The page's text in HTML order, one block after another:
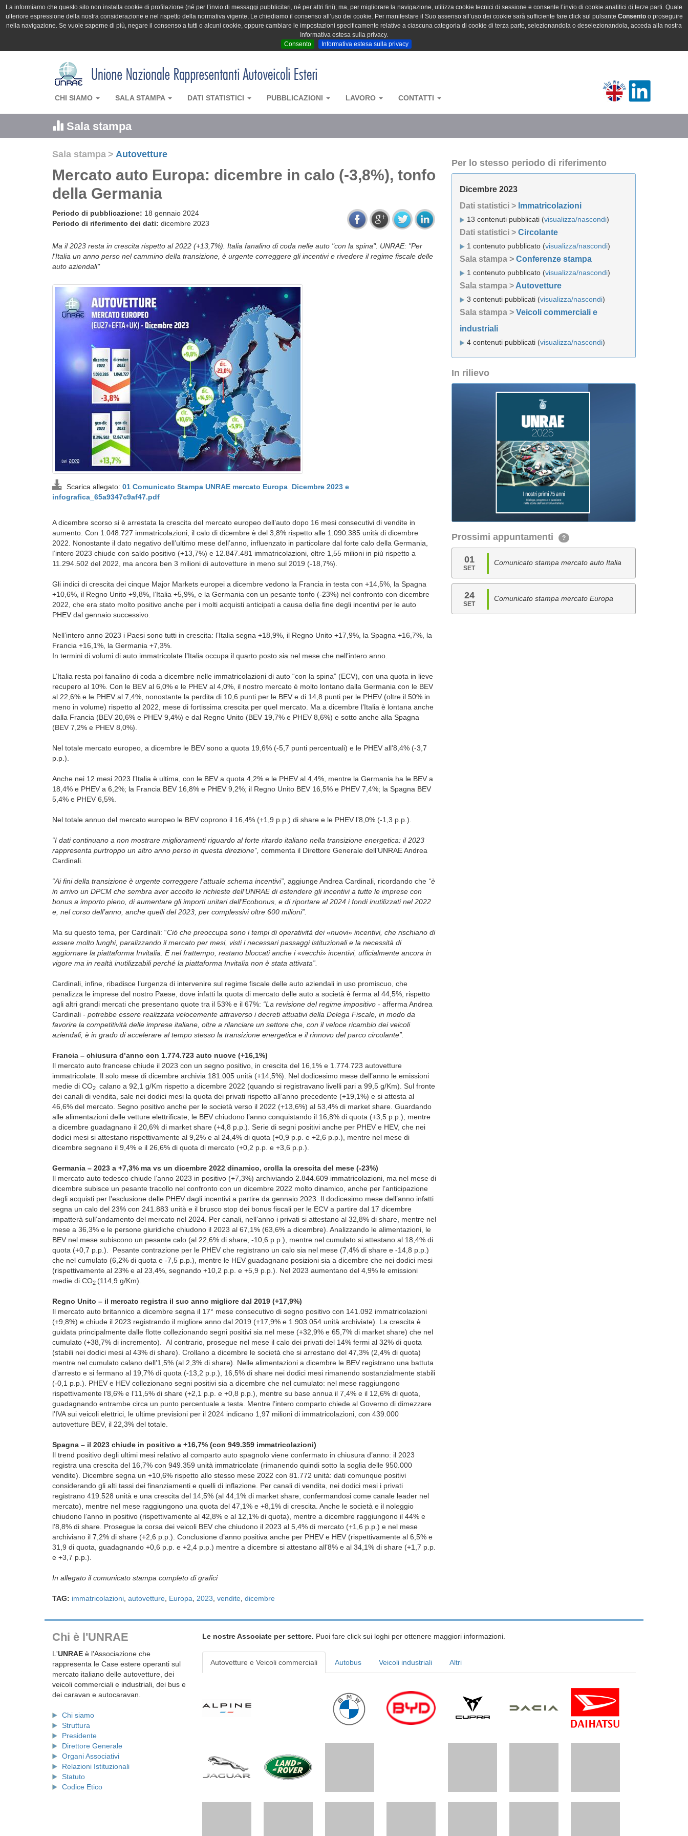
La informiamo che questo sito non installa cookie di profilazione (né per l’invio di messaggi pubblicitari, né per altri fini); ma, per migliorare la navigazione, utilizza cookie tecnici di sessione e consente l’invio di cookie analitici di terze parti. Quale
ulteriore espressione della nostra considerazione e nel rispetto della normativa vigente, Le chiediamo il consenso all’uso dei cookie. Per manifestare il Suo assenso all’uso dei cookie sarà sufficiente fare click sul pulsante Consentoo proseguire
nella navigazione. Se vuole saperne di più, negare il consenso a tutti o alcuni cookie, oppure cambiare le impostazioni specificamente relative a ciascuna categoria di cookie di terza parte, selezionandola o deselezionandola, acceda alla nostra
Informativa estesa sulla privacy.
Consento
Informativa estesa sulla privacy
CHI SIAMO SALA STAMPA DATI STATISTICI PUBBLICAZIONI LAVORO CONTATTI
Sala stampa
Sala stampa > Autovetture
Mercato auto Europa: dicembre in calo (-3,8%), tonfo
della Germania
Periodo di pubblicazione: 18 gennaio 2024
Periodo di riferimento dei dati: dicembre 2023
Ma il 2023 resta in crescita rispetto al 2022 (+13,7%). Italia fanalino di coda nelle auto "con la spina". UNRAE: "Per
l'Italia un anno perso nel cammino della transizione, è urgente correggere gli incentivi e rivedere il regime fiscale delle
auto aziendali"
Scarica allegato: 01 Comunicato Stampa UNRAE mercato Europa_Dicembre 2023 e
infografica_65a9347c9af47.pdf
A dicembre scorso si è arrestata la crescita del mercato europeo dell’auto dopo 16 mesi consecutivi di vendite in
aumento. Con 1.048.727 immatricolazioni, il calo di dicembre è del 3,8% rispetto alle 1.090.385 unità di dicembre
2022. Nonostante il dato negativo dell’ultimo mese dell’anno, influenzato in particolare dal forte calo della Germania,
l’intero 2023 chiude con saldo positivo (+13,7%) e 12.847.481 immatricolazioni, oltre 1,55 milioni in più rispetto a
11.294.502 del 2022, ma ancora ben 3 milioni di autovetture in meno sul 2019 (-18,7%).
Gli indici di crescita dei cinque Major Markets europei a dicembre vedono la Francia in testa con +14,5%, la Spagna
+10,6%, il Regno Unito +9,8%, l’Italia +5,9%, e la Germania con un pesante tonfo (-23%) nel confronto con dicembre
2022, che era stato molto positivo anche per i molti acquisti anticipati a causa della fine degli incentivi per le auto
PHEV dal gennaio successivo.
Nell’intero anno 2023 i Paesi sono tutti in crescita: l’Italia segna +18,9%, il Regno Unito +17,9%, la Spagna +16,7%, la
Francia +16,1%, la Germania +7,3%.
In termini di volumi di auto immatricolate l’Italia occupa il quarto posto sia nel mese che nell’intero anno.
L’Italia resta poi fanalino di coda a dicembre nelle immatricolazioni di auto “con la spina” (ECV), con una quota in lieve
recupero al 10%. Con le BEV al 6,0% e le PHEV al 4,0%, il nostro mercato è molto lontano dalla Germania con le BEV
al 22,6% e le PHEV al 7,4%, nonostante la perdita di 10,6 punti per le BEV e di 14,8 punti per le PHEV (oltre il 50% in
meno in volume) rispetto al 2022, mese di fortissima crescita per quel mercato. Ma a dicembre l’Italia è lontana anche
dalla Francia (BEV 20,6% e PHEV 9,4%) e dal Regno Unito (BEV 19,7% e PHEV 8,6%) e sotto anche alla Spagna
(BEV 7,2% e PHEV 8,0%).
Nel totale mercato europeo, a dicembre le BEV sono a quota 19,6% (-5,7 punti percentuali) e le PHEV all’8,4% (-3,7
p.p.).
Anche nei 12 mesi 2023 l’Italia è ultima, con le BEV a quota 4,2% e le PHEV al 4,4%, mentre la Germania ha le BEV a
18,4% e PHEV a 6,2%; la Francia BEV 16,8% e PHEV 9,2%; il Regno Unito BEV 16,5% e PHEV 7,4%; la Spagna BEV
5,4% e PHEV 6,5%.
Nel totale annuo del mercato europeo le BEV coprono il 16,4% (+1,9 p.p.) di share e le PHEV l’8,0% (-1,3 p.p.).
“I dati continuano a non mostrare miglioramenti riguardo al forte ritardo italiano nella transizione energetica: il 2023
rappresenta purtroppo un altro anno perso in questa direzione”, commenta il Direttore Generale dell’UNRAE Andrea
Cardinali.
“Ai fini della transizione è urgente correggere l’attuale schema incentivi” , aggiunge Andrea Cardinali, ricordando che “è
in arrivo un DPCM che sembra aver accolto le richieste dell’UNRAE di estendere gli incentivi a tutte le imprese con
bonus a importo pieno, di aumentare gli importi unitari dell’Ecobonus, e di riportare al 2024 i fondi inutilizzati nel 2022
e, nel corso dell’anno, anche quelli del 2023, per complessivi oltre 600 milioni”.
Ma su questo tema, per Cardinali: “Ciò che preoccupa sono i tempi di operatività dei«nuovi» incentivi, che rischiano di
essere molto lunghi, paralizzando il mercato per mesi, visti i necessari passaggi istituzionali e la necessità di
aggiornare la piattaforma Invitalia. E nel frattempo, restano bloccati anche i«vecchi» incentivi, ufficialmente ancora in
vigore ma in realtà inutilizzabili perché la piattaforma Invitalia non è stata attivata”.
Cardinali, infine, ribadisce l’urgenza di intervenire sul regime fiscale delle auto aziendali in uso promiscuo, che
penalizza le imprese del nostro Paese, dove infatti la quota di mercato delle auto a società è ferma al 44,5%, rispetto
agli altri grandi mercati che presentano quote tra il 53% e il 67%: “La revisione del regime impositivo - afferma Andrea
Cardinali - potrebbe essere realizzata velocemente attraverso i decreti attuativi della Delega Fiscale, in modo da
favorire la competitività delle imprese italiane, oltre a rilanciare un settore che, con il veloce ricambio dei veicoli
aziendali, è in grado di accelerare al tempo stesso la transizione energetica e il rinnovo del parco circolante”.
Francia – chiusura d’anno con 1.774.723 auto nuove (+16,1%)
Il mercato auto francese chiude il 2023 con un segno positivo, in crescita del 16,1% e 1.774.723 autovetture
immatricolate. Il solo mese di dicembre archivia 181.005 unità (+14,5%). Nel dodicesimo mese dell’anno le emissioni
medie di CO2 calano a 92,1 g/Km rispetto a dicembre 2022 (quando si registravano livelli pari a 99,5 g/Km). Sul fronte
dei canali di vendita, sale nei dodici mesi la quota dei privati rispetto all’anno precedente (+19,1%) e si attesta al
46,6% del mercato. Segno positivo anche per le società verso il 2022 (+13,6%) al 53,4% di market share. Guardando
alle alimentazioni delle vetture elettrificate, le BEV chiudono l’anno conquistando il 16,8% di quota (+3,5 p.p.), mentre
a dicembre guadagnano il 20,6% di market share (+4,8 p.p.). Serie di segni positivi anche per PHEV e HEV, che nei
dodici mesi si attestano rispettivamente al 9,2% e al 24,4% di quota (+0,9 p.p. e +2,6 p.p.), mentre nel mese di
dicembre segnano il 9,4% e il 26,6% di quota di mercato (+0,2 p.p. e +3,6 p.p.).
Germania – 2023 a +7,3% ma vs un dicembre 2022 dinamico, crolla la crescita del mese (-23%)
Il mercato auto tedesco chiude l’anno 2023 in positivo (+7,3%) archiviando 2.844.609 immatricolazioni, ma nel mese di
dicembre subisce un pesante tracollo nel confronto con un dicembre 2022 molto dinamico, anche per l’anticipazione
degli acquisti per l’esclusione delle PHEV dagli incentivi a partire da gennaio 2023. Il dodicesimo mese dell’anno infatti
segna un calo del 23% con 241.883 unità e il brusco stop dei bonus fiscali per le ECV a partire dal 17 dicembre
impatterà sull’andamento del mercato nel 2024. Per canali, nell’anno i privati si attestano al 32,8% di share, mentre nel
mese a 36,3% e le persone giuridiche chiudono il 2023 al 67,1% (63,6% a dicembre). Analizzando le alimentazioni, le
BEV nel mese subiscono un pesante calo (al 22,6% di share, -10,6 p.p.), mentre nel cumulato si attestano al 18,4% di
quota (+0,7 p.p.). Pesante contrazione per le PHEV che registrano un calo sia nel mese (7,4% di share e -14,8 p.p.)
che nel cumulato (6,2% di quota e -7,5 p.p.), mentre le HEV guadagnano posizioni sia a dicembre che nei dodici mesi
(rispettivamente al 23% e al 23,4%, segnando +10,2 p.p. e +5,9 p.p.). Nel 2023 aumentano del 4,9% le emissioni
medie di CO2 (114,9 g/Km).
Regno Unito – il mercato registra il suo anno migliore dal 2019 (+17,9%)
Il mercato auto britannico a dicembre segna il 17° mese consecutivo di segno positivo con 141.092 immatricolazioni
(+9,8%) e chiude il 2023 registrando il migliore anno dal 2019 (+17,9% e 1.903.054 unità archiviate). La crescita è
guidata principalmente dalle flotte collezionando segni positivi sia nel mese (+32,9% e 65,7% di market share) che nel
cumulato (+38,7% di incremento). Al contrario, prosegue nel mese il calo dei privati del 14% fermi al 32% di quota
(stabili nei dodici mesi al 43% di share). Crollano a dicembre le società che si arrestano del 47,3% (2,4% di quota)
mentre nel cumulato calano dell’1,5% (al 2,3% di share). Nelle alimentazioni a dicembre le BEV registrano una battuta
d’arresto e si fermano al 19,7% di quota (-13,2 p.p.), 16,5% di share nei dodici mesi rimanendo sostanzialmente stabili
(-0,1 p.p.). PHEV e HEV collezionano segni positivi sia a dicembre che nel cumulato: nel mese raggiungono
rispettivamente l’8,6% e l’11,5% di share (+2,1 p.p. e +0,8 p.p.), mentre su base annua il 7,4% e il 12,6% di quota,
guadagnando entrambe circa un punto percentuale a testa. Mentre l’intero comparto chiede al Governo di dimezzare
l’IVA sui veicoli elettrici, le ultime previsioni per il 2024 indicano 1,97 milioni di immatricolazioni, con 439.000
autovetture BEV, il 22,3% del totale.
Spagna – il 2023 chiude in positivo a +16,7% (con 949.359 immatricolazioni)
Il trend positivo degli ultimi mesi relativo al comparto auto spagnolo viene confermato in chiusura d’anno: il 2023
registra una crescita del 16,7% con 949.359 unità immatricolate (rimanendo quindi sotto la soglia delle 950.000
vendite). Dicembre segna un +10,6% rispetto allo stesso mese 2022 con 81.772 unità: dati comunque positivi
considerando gli alti tassi dei finanziamenti e quelli di inflazione. Per canali di vendita, nei dodici mesi i privati
registrano 419.528 unità e una crescita del 14,5% (al 44,1% di market share, confermandosi come canale leader nel
mercato), mentre nel mese raggiungono una quota del 47,1% e +8,1% di crescita. Anche le società e il noleggio
chiudono l’anno in positivo (rispettivamente al 42,8% e al 12,1% di quota), mentre a dicembre raggiungono il 44% e
l’8,8% di share. Prosegue la corsa dei veicoli BEV che chiudono il 2023 al 5,4% di mercato (+1,6 p.p.) e nel mese
archiviano il 7,2% di share (+2,6 p.p.). Conclusione d’anno positiva anche per PHEV e HEV (rispettivamente al 6,5% e
31,9 di quota, guadagnando +0,6 p.p. e +2,4 p.p.) mentre a dicembre si attestano all’8% e al 34,1% di share (+1,7 p.p.
e +3,7 p.p.).
In allegato il comunicato stampa completo di grafici
TAG: immatricolazioni autovetture Europa 2023 vendite dicembre
Per lo stesso periodo di riferimento
Dicembre 2023
Dati statistici > Immatricolazioni
13 contenuti pubblicati (visualizza/nascondi)
Dati statistici > Circolante
1 contenuto pubblicato (visualizza/nascondi)
Sala stampa > Conferenze stampa
1 contenuto pubblicato (visualizza/nascondi)
Sala stampa > Autovetture
3 contenuti pubblicati (visualizza/nascondi)
Sala stampa > Veicoli commerciali e
industriali
4 contenuti pubblicati (visualizza/nascondi)
In rilievo
Prossimi appuntamenti ?
01
SET
Comunicato stampa mercato auto Italia
24
SET
Comunicato stampa mercato Europa
Chi è l'UNRAE
L'UNRAE è l'Associazione che
rappresenta le Case estere operanti sul
mercato italiano delle autovetture, dei
veicoli commerciali e industriali, dei bus e
dei caravan e autocaravan.
Chi siamo
Struttura
Presidente
Direttore Generale
Organi Associativi
Relazioni Istituzionali
Statuto
Codice Etico
Le nostre Associate per settore. Puoi fare click sui loghi per ottenere maggiori informazioni.
Autovetture e Veicoli commerciali Autobus Veicoli industriali Altri